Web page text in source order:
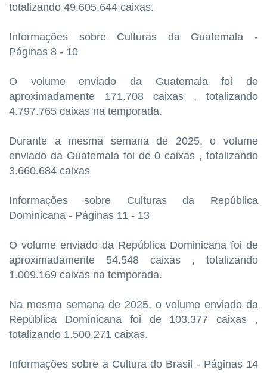
totalizando 49.605.644 caixas.
Informações sobre Culturas da Guatemala -
Páginas 8 - 10
O volume enviado da Guatemala foi de
aproximadamente 171.708 caixas , totalizando
4.797.765 caixas na temporada.
Durante a mesma semana de 2025, o volume
enviado da Guatemala foi de 0 caixas , totalizando
3.660.684 caixas
Informações sobre Culturas da República
Dominicana - Páginas 11 - 13
O volume enviado da República Dominicana foi de
aproximadamente 54.548 caixas , totalizando
1.009.169 caixas na temporada.
Na mesma semana de 2025, o volume enviado da
República Dominicana foi de 103.377 caixas ,
totalizando 1.500.271 caixas.
Informações sobre a Cultura do Brasil - Páginas 14